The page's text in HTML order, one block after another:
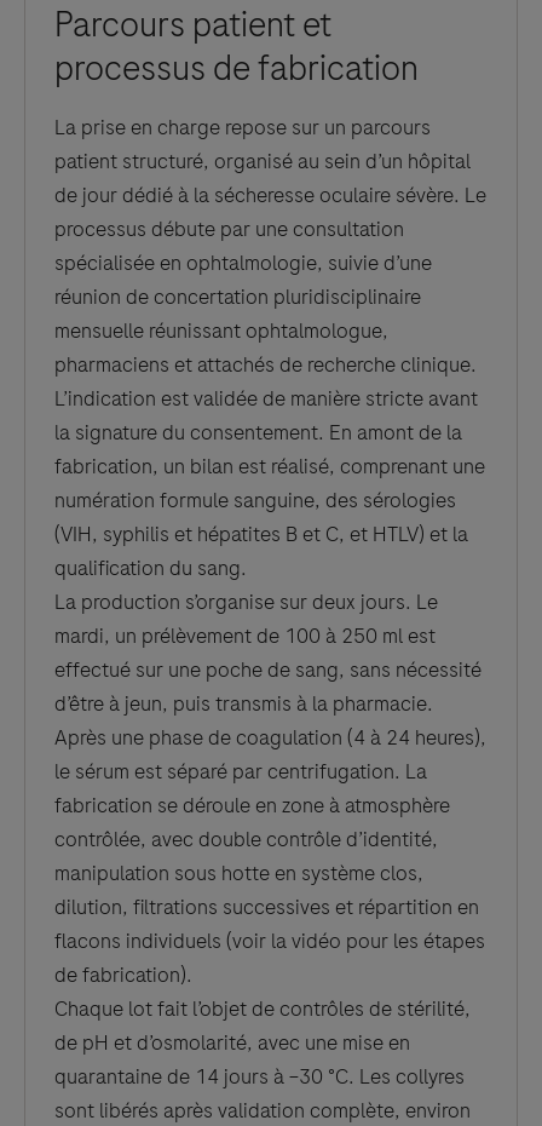
Parcours patient et
processus de fabrication
La prise en charge repose sur un parcours
patient structuré, organisé au sein d’un hôpital
de jour dédié à la sécheresse oculaire sévère. Le
processus débute par une consultation
spécialisée en ophtalmologie, suivie d’une
réunion de concertation pluridisciplinaire
mensuelle réunissant ophtalmologue,
pharmaciens et attachés de recherche clinique.
L’indication est validée de manière stricte avant
la signature du consentement. En amont de la
fabrication, un bilan est réalisé, comprenant une
numération formule sanguine, des sérologies
(VIH, syphilis et hépatites B et C, et HTLV) et la
qualification du sang.
La production s’organise sur deux jours. Le
mardi, un prélèvement de 100 à 250 ml est
effectué sur une poche de sang, sans nécessité
d’être à jeun, puis transmis à la pharmacie.
Après une phase de coagulation (4 à 24 heures),
le sérum est séparé par centrifugation. La
fabrication se déroule en zone à atmosphère
contrôlée, avec double contrôle d’identité,
manipulation sous hotte en système clos,
dilution, filtrations successives et répartition en
flacons individuels (voir la vidéo pour les étapes
de fabrication).
Chaque lot fait l’objet de contrôles de stérilité,
de pH et d’osmolarité, avec une mise en
quarantaine de 14 jours à –30 °C. Les collyres
sont libérés après validation complète, environ